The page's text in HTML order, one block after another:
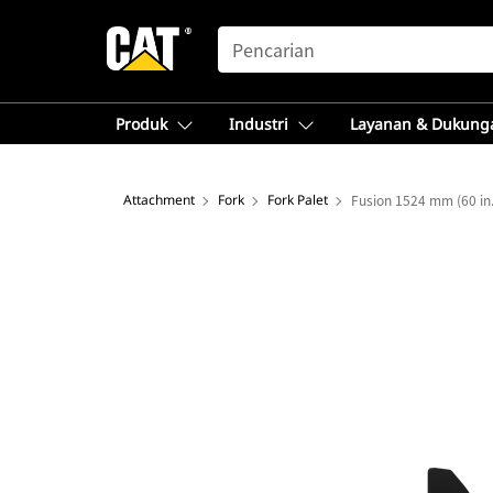
SEARCH
Produk Industri Layanan &
Attachment Fork Fork Palet Fusion 1524 mm (60